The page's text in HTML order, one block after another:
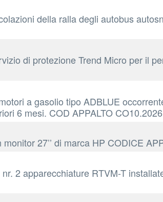
della ralla degli autobus
di protezione Trend Micro per il
a gasolio tipo ADBLUE
6 mesi. COD APPALTO
27’’ di marca HP CODICE
2 apparecchiature RTVM-T